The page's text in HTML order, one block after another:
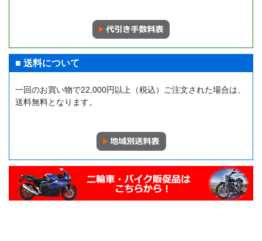
■ 送料について
一回のお買い物で22,000円以上（税込）ご注文された場合は、
送料無料となります。